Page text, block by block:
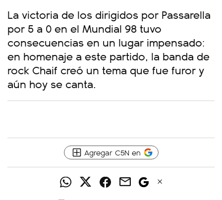
La victoria de los dirigidos por Passarella
por 5 a 0 en el Mundial 98 tuvo
consecuencias en un lugar impensado:
en homenaje a este partido, la banda de
rock Chaif creó un tema que fue furor y
aún hoy se canta.
Agregar C5N en